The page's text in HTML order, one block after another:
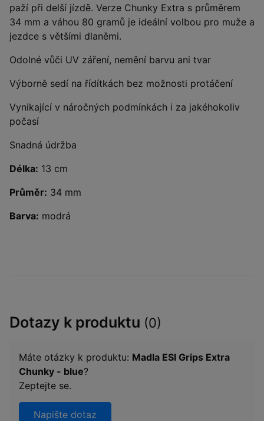
paží při delší jízdě. Verze Chunky Extra s průměrem
34 mm a váhou 80 gramů je ideální volbou pro muže a
jezdce s většími dlaněmi.
Odolné vůči UV záření, nemění barvu ani tvar
Výborně sedí na řídítkách bez možnosti protáčení
Vynikající v náročných podmínkách i za jakéhokoliv
počasí
Snadná údržba
Délka: 13 cm
Průměr: 34 mm
Barva: modrá
Dotazy k produktu (0)
Máte otázky k produktu: Madla ESI Grips Extra
Chunky - blue?
Zeptejte se.
Napište dotaz